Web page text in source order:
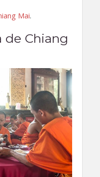
Mai.
de Chiang